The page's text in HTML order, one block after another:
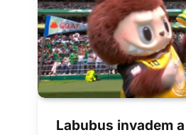
Labubus invadem